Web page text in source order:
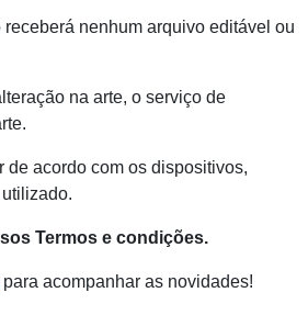
receberá nenhum arquivo editável ou
na arte, o serviço de
de acordo com os dispositivos,
Termos e condições.
para acompanhar as novidades!